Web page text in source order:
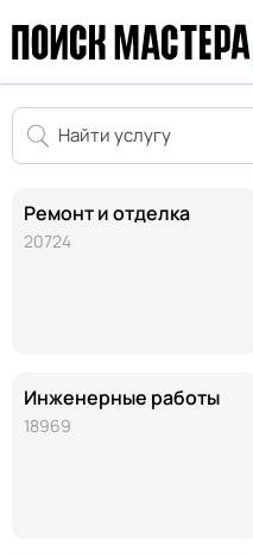
Ремонт и отделка
20724
Инженерные работы
18969